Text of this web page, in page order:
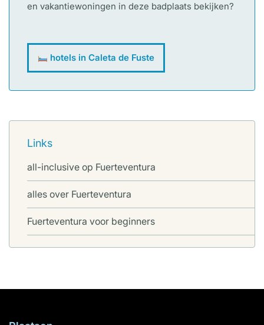
en vakantiewoningen in deze badplaats bekijken?
hotels in Caleta de Fuste
Links
all-inclusive op Fuerteventura
alles over Fuerteventura
Fuerteventura voor beginners